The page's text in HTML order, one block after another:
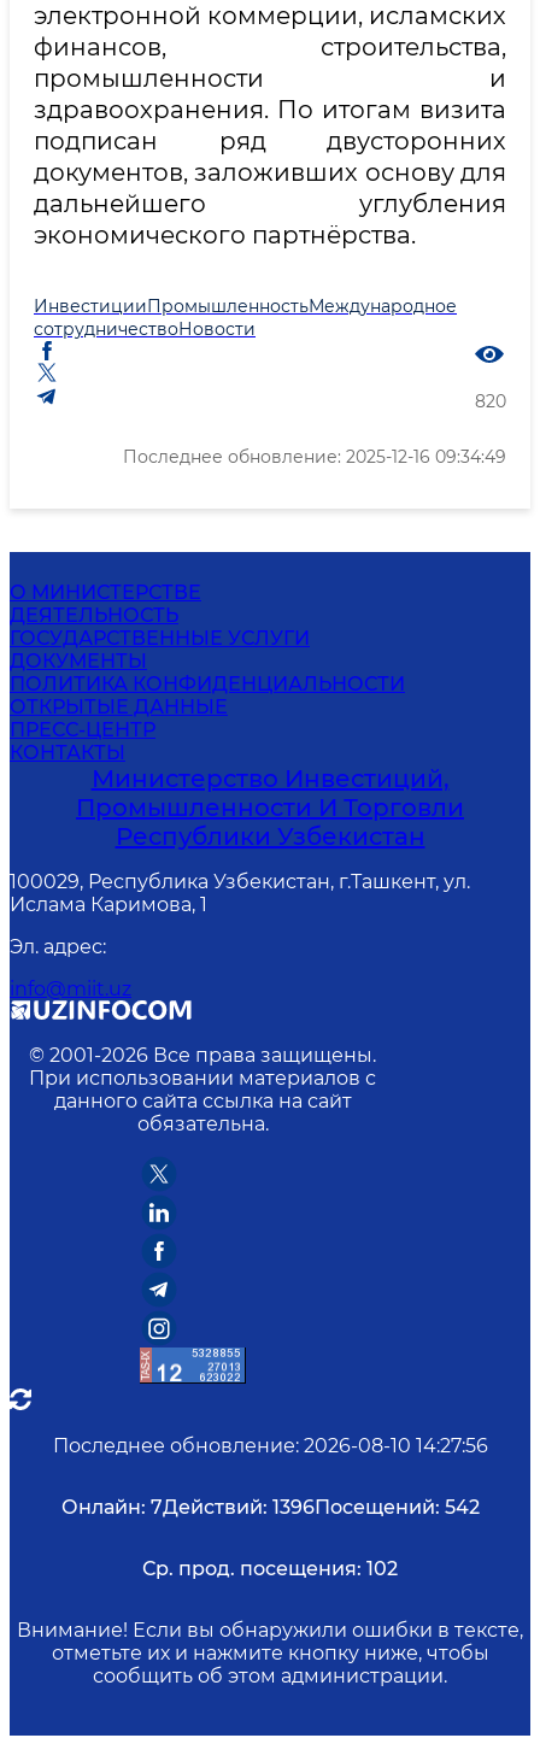
электронной коммерции, исламских
финансов, строительства,
промышленности и
здравоохранения. По итогам визита
подписан ряд двусторонних
документов, заложивших основу для
дальнейшего углубления
экономического партнёрства.
ИнвестицииПромышленностьМеждународное
сотрудничествоНовости
820
Последнее обновление: 2025-12-16 09:34:49
О МИНИСТЕРСТВЕ
ДЕЯТЕЛЬНОСТЬ
ГОСУДАРСТВЕННЫЕ УСЛУГИ
ДОКУМЕНТЫ
ПОЛИТИКА КОНФИДЕНЦИАЛЬНОСТИ
ОТКРЫТЫЕ ДАННЫЕ
ПРЕСС-ЦЕНТР
КОНТАКТЫ
Министерство Инвестиций,
Промышленности И Торговли
Республики Узбекистан
100029, Республика Узбекистан, г.Ташкент, ул.
Ислама Каримова, 1
Эл. адрес:
info@miit.uz
© 2001-2026 Все права защищены.
При использовании материалов с
данного сайта ссылка на сайт
обязательна.
Последнее обновление: 2026-08-10 14:27:56
Онлайн: 7Действий: 1396Посещений: 542
Ср. прод. посещения: 102
Внимание! Если вы обнаружили ошибки в тексте,
отметьте их и нажмите кнопку ниже, чтобы
сообщить об этом администрации.